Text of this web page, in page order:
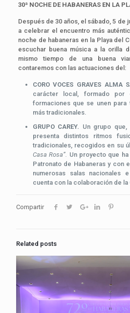
30ª NOCHE DE HABANERAS EN LA
Después de 30 años, el sábado, 5 de
a celebrar el encuentro más
noche de habaneras en la Playa del
escuchar buena música a la orilla
mismo tiempo de una buena
contaremos con las actuaciones del:
CORO VOCES GRAVES ALMA
carácter local, formado por
formaciones que se unen para
más tradicionales.
GRUPO CAREY. Un grupo
presenta distintos ritmos
tradicionales, recogidos en su
Casa Rosa”. Un proyecto que
Patronato de Habaneras y con
numerosas salas nacionales
cuenta con la colaboración de
Compartir
Related posts